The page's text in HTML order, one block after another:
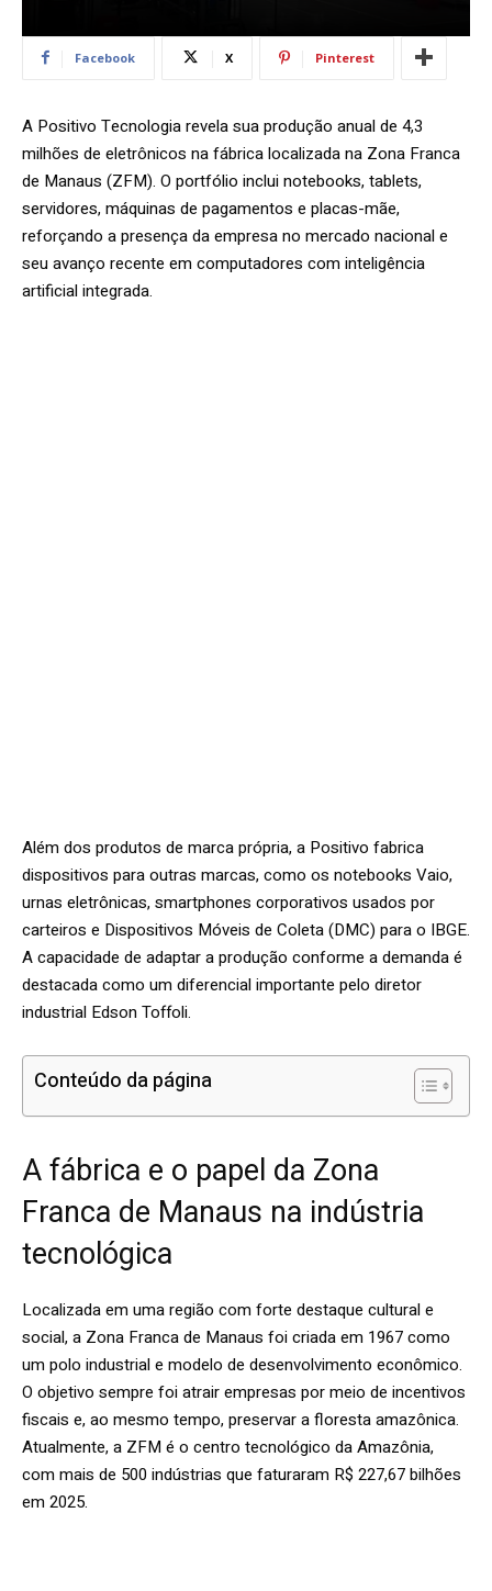
Facebook X Pinterest
A Positivo Tecnologia revela sua produção anual de 4,3
milhões de eletrônicos na fábrica localizada na Zona Franca
de Manaus (ZFM). O portfólio inclui notebooks, tablets,
servidores, máquinas de pagamentos e placas-mãe,
reforçando a presença da empresa no mercado nacional e
seu avanço recente em computadores com inteligência
artificial integrada.
Além dos produtos de marca própria, a Positivo fabrica
dispositivos para outras marcas, como os notebooks Vaio,
urnas eletrônicas, smartphones corporativos usados por
carteiros e Dispositivos Móveis de Coleta (DMC) para o IBGE.
A capacidade de adaptar a produção conforme a demanda é
destacada como um diferencial importante pelo diretor
industrial Edson Toffoli.
Conteúdo da página
A fábrica e o papel da Zona
Franca de Manaus na indústria
tecnológica
Localizada em uma região com forte destaque cultural e
social, a Zona Franca de Manaus foi criada em 1967 como
um polo industrial e modelo de desenvolvimento econômico.
O objetivo sempre foi atrair empresas por meio de incentivos
fiscais e, ao mesmo tempo, preservar a floresta amazônica.
Atualmente, a ZFM é o centro tecnológico da Amazônia,
com mais de 500 indústrias que faturaram R$ 227,67 bilhões
em 2025.